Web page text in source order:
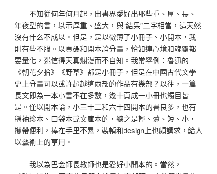
不知從何年何月起，出書界愛好出那些重、厚、長、
年夜型的書，以示厚重、盛大，與“結果”二字相當，這天然
沒有什么不成以。但是，是以微薄了小冊子、小開本，我
則有些不服。以頁碼和開本論分量，恰如連心境和魂靈都
要量化，迷信得天真爛漫而不自知。我常舉例：魯迅的
《朝花夕拾》《野草》都是小冊子，但是在中國古代文學
史上分量可以或許超越這兩部的作品有幾部？以往，一篇
長文即為一本小書不在多數，幾十頁成一小冊也觸目皆
是。僅以開本論，小三十二和六十四開本的書良多，也有
稱袖珍本、口袋本或文庫本的，總之是輕、薄、短、小，
攜帶便利，捧在手里不累，裝幀和design上也頗講求，給人
以藝術上的享用。
我以為巴金師長教師也是愛好小開本的。當然，